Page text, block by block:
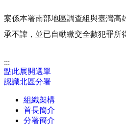
案係本署南部地區調查組與臺灣高
承不諱，並已自動繳交全數犯罪所
:::
點此展開選單
認識北區分署
組織架構
首長簡介
分署簡介